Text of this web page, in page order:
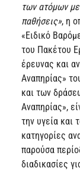
των ατόμων με
παθήσεις», η
«Ειδικό
του Πακέτου
έρευνας και
Αναπηρίας»
και των
Αναπηρίας»,
την υγεία και
κατηγορίες
παρούσα
διαδικασίες